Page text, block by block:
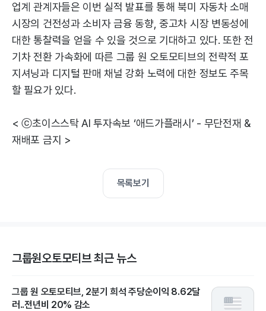
업계 관계자들은 이번 실적 발표를 통해 북미 자동차 소매
시장의 건전성과 소비자 금융 동향, 중고차 시장 변동성에
대한 통찰력을 얻을 수 있을 것으로 기대하고 있다. 또한 전
기차 전환 가속화에 따른 그룹 원 오토모티브의 전략적 포
지셔닝과 디지털 판매 채널 강화 노력에 대한 정보도 주목
할 필요가 있다.
< ⓒ초이스스탁 AI 투자속보 ‘애드가플래시’ - 무단전재 &
재배포 금지 >
목록보기
그룹원오토모티브 최근 뉴스
그룹 원 오토모티브, 2분기 희석 주당순이익 8.62달
러..전년비 20% 감소